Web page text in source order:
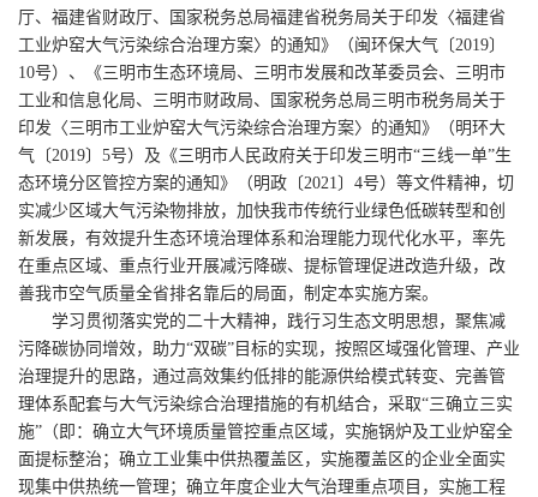
厅、福建省财政厅、国家税务总局福建省税务局关于印发〈福建省
工业炉窑大气污染综合治理方案〉的通知》（闽环保大气〔2019〕
10号）、《三明市生态环境局、三明市发展和改革委员会、三明市
工业和信息化局、三明市财政局、国家税务总局三明市税务局关于
印发〈三明市工业炉窑大气污染综合治理方案〉的通知》（明环大
气〔2019〕5号）及《三明市人民政府关于印发三明市“三线一单”生
态环境分区管控方案的通知》（明政〔2021〕4号）等文件精神，切
实减少区域大气污染物排放，加快我市传统行业绿色低碳转型和创
新发展，有效提升生态环境治理体系和治理能力现代化水平，率先
在重点区域、重点行业开展减污降碳、提标管理促进改造升级，改
善我市空气质量全省排名靠后的局面，制定本实施方案。
学习贯彻落实党的二十大精神，践行习生态文明思想，聚焦减
污降碳协同增效，助力“双碳”目标的实现，按照区域强化管理、产业
治理提升的思路，通过高效集约低排的能源供给模式转变、完善管
理体系配套与大气污染综合治理措施的有机结合，采取“三确立三实
施”（即：确立大气环境质量管控重点区域，实施锅炉及工业炉窑全
面提标整治；确立工业集中供热覆盖区，实施覆盖区的企业全面实
现集中供热统一管理；确立年度企业大气治理重点项目，实施工程